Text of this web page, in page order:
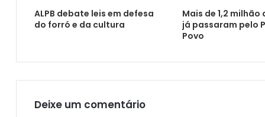
ALPB debate leis em defesa
do forró e da cultura
Mais de 1,2 milhão
já passaram pelo
Povo
Deixe um comentário